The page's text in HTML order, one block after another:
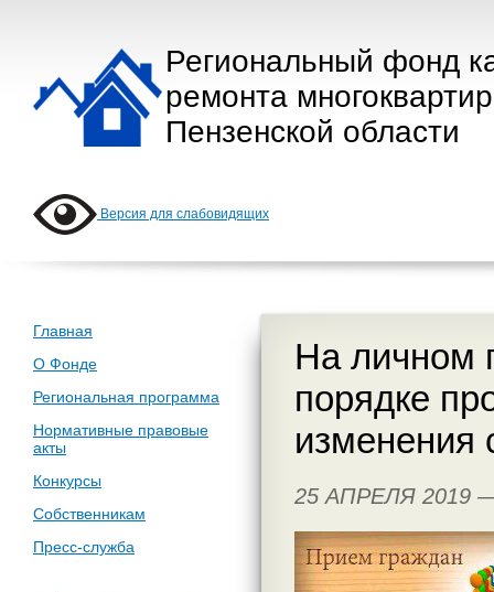
Региональный фонд
ремонта
Пензенской области
Версия для слабовидящих
Главная
О Фонде
Региональная программа
Нормативные правовые
акты
Конкурсы
Собственникам
Пресс-служба
На личном
порядке
25 АПРЕЛЯ 2019